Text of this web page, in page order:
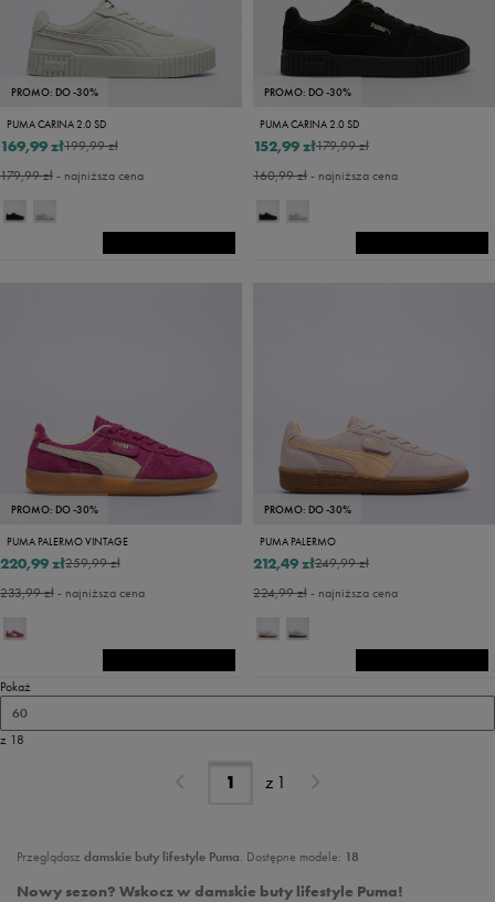
PROMO: DO -30%
PUMA CARINA 2.0 SD
199,99 zł
169,99 zł
179,99 zł- najniższa cena
PROMO: DO -30%
PUMA CARINA 2.0 SD
179,99 zł
152,99 zł
160,99 zł- najniższa cena
PROMO: DO -30%
PUMA PALERMO VINTAGE
259,99 zł
220,99 zł
233,99 zł- najniższa cena
PROMO: DO -30%
PUMA PALERMO
249,99 zł
212,49 zł
224,99 zł- najniższa cena
Pokaż
60
z 18
z 1
Przeglądasz damskie buty lifestyle Puma. Dostępne modele: 18
Nowy sezon? Wskocz w damskie buty lifestyle Puma!